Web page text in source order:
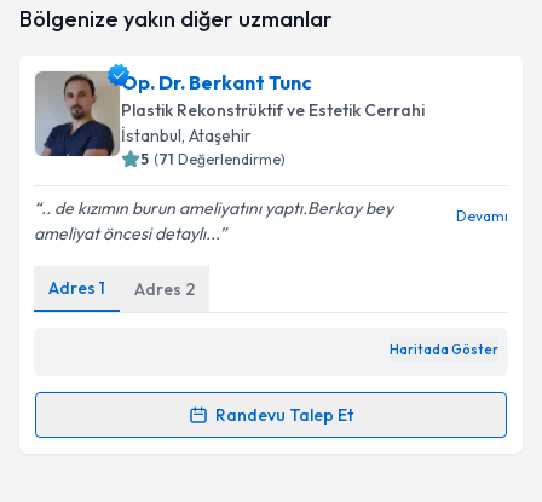
oluşturun. Size bu uzmandan randevu almanız için bir
E-posta Adresiniz
Kişisel verilerimin işlenmesine ilişkinAydınlatma
Metni'ni okudum ve kişisel verilerimin belirtilen
Takvim Talebini Gönder
Bölgenize yakın diğer uzmanlar
Op. Dr. Berkant Tunc
Plastik Rekonstrüktif ve Estetik Cerrahi
İstanbul, Ataşehir
5 (71 Değerlendirme)
.. de kızımın burun ameliyatını yaptı.Berkay bey
ameliyat öncesi detaylı...
Devamı
Adres 1 Adres 2
Haritada Göster
Randevu Talep Et
Randevu Takvimi Talebi